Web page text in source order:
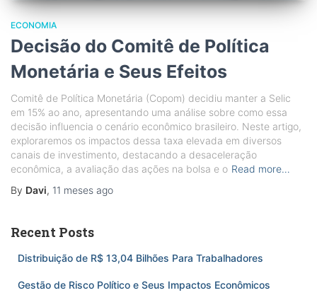
ECONOMIA
Decisão do Comitê de Política
Monetária e Seus Efeitos
Comitê de Política Monetária (Copom) decidiu manter a Selic
em 15% ao ano, apresentando uma análise sobre como essa
decisão influencia o cenário econômico brasileiro. Neste artigo,
exploraremos os impactos dessa taxa elevada em diversos
canais de investimento, destacando a desaceleração
econômica, a avaliação das ações na bolsa e o Read more…
By Davi, 11 meses ago
Recent Posts
Distribuição de R$ 13,04 Bilhões Para Trabalhadores
Gestão de Risco Político e Seus Impactos Econômicos